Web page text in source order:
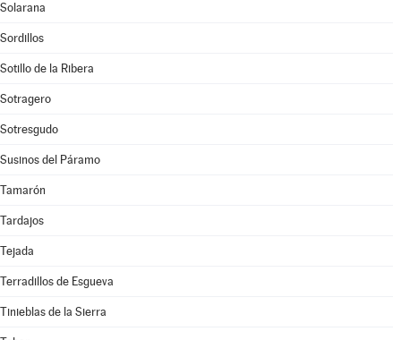
Solarana
Sordillos
Sotillo de la Ribera
Sotragero
Sotresgudo
Susinos del Páramo
Tamarón
Tardajos
Tejada
Terradillos de Esgueva
Tinieblas de la Sierra